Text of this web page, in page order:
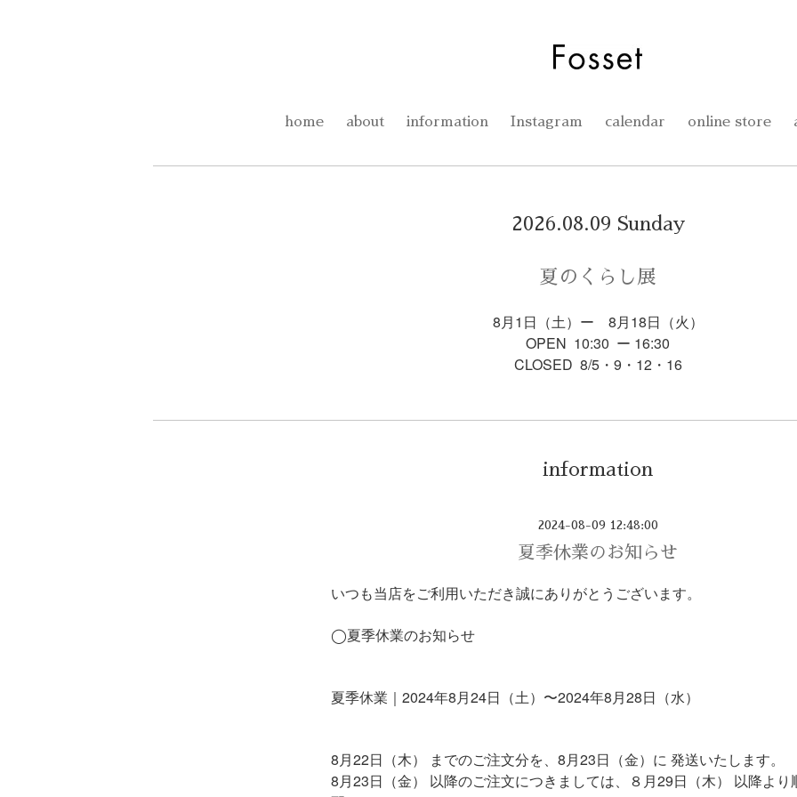
home about information Instagram calendar online store
2026.08.09 Sunday
夏のくらし展
8月1日（土）ー 8月18日（火）
OPEN 10:30 ー 16:30
CLOSED 8/5・9・12・16
information
2024-08-09 12:48:00
夏季休業のお知らせ
いつも当店をご利用いただき誠にありがとうございます。
◯夏季休業のお知らせ
夏季休業｜2024年8月24日（土）〜2024年8月28日（水）
8月22日（木） までのご注文分を、8月23日（金）に 発送いたします。
8月23日（金） 以降のご注文につきましては、８月29日（木） 以降より